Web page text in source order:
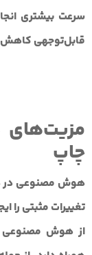
سرعت بیشتری
قابل‌توجهی کاهش
چاپ
هوش مصنوعی در
تغییرات مثبتی را
از هوش مصنوعی